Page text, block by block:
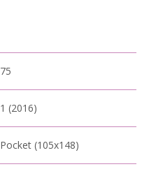
75
1 (2016)
Pocket (105x148)